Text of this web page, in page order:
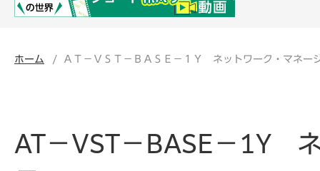
ホーム ＡＴ－ＶＳＴ－ＢＡＳＥ－１Ｙ ネットワーク・マネ
AT－VST－BASE－1Y